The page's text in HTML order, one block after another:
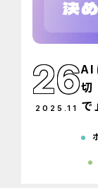
26
2025 .11
AI
切
で